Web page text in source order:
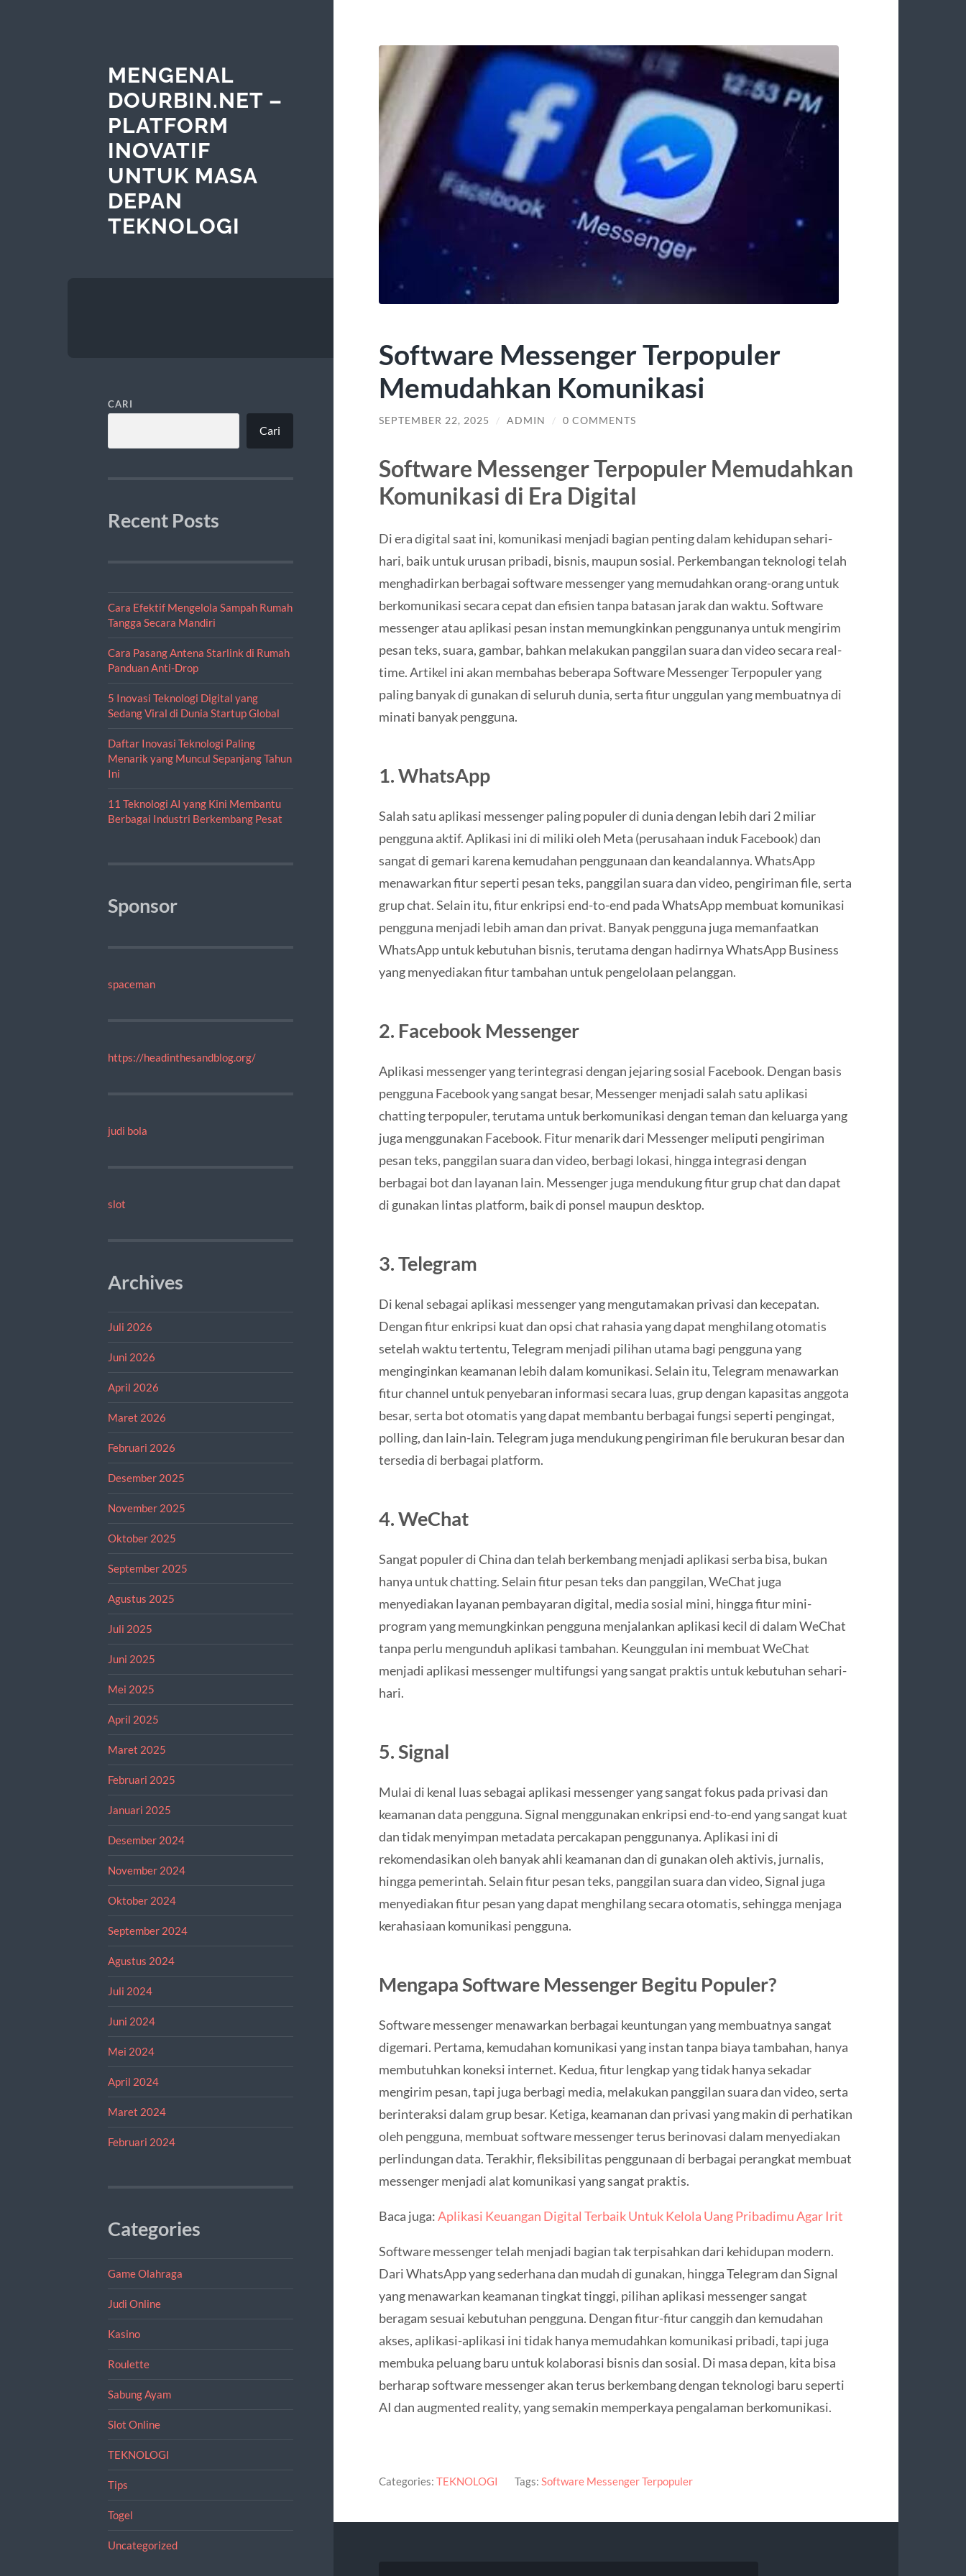
MENGENAL
DOURBIN.NET –
PLATFORM
INOVATIF
UNTUK MASA
DEPAN
TEKNOLOGI
CARI
Cari
Recent Posts
Cara Efektif Mengelola Sampah Rumah
Tangga Secara Mandiri
Cara Pasang Antena Starlink di Rumah
Panduan Anti-Drop
5 Inovasi Teknologi Digital yang
Sedang Viral di Dunia Startup Global
Daftar Inovasi Teknologi Paling
Menarik yang Muncul Sepanjang Tahun
Ini
11 Teknologi AI yang Kini Membantu
Berbagai Industri Berkembang Pesat
Sponsor
spaceman
https://headinthesandblog.org/
judi bola
slot
Archives
Juli 2026
Juni 2026
April 2026
Maret 2026
Februari 2026
Desember 2025
November 2025
Oktober 2025
September 2025
Agustus 2025
Juli 2025
Juni 2025
Mei 2025
April 2025
Maret 2025
Februari 2025
Januari 2025
Desember 2024
November 2024
Oktober 2024
September 2024
Agustus 2024
Juli 2024
Juni 2024
Mei 2024
April 2024
Maret 2024
Februari 2024
Categories
Game Olahraga
Judi Online
Kasino
Roulette
Sabung Ayam
Slot Online
TEKNOLOGI
Tips
Togel
Uncategorized
Software Messenger Terpopuler
Memudahkan Komunikasi
SEPTEMBER 22, 2025 / ADMIN / 0 COMMENTS
Software Messenger Terpopuler Memudahkan
Komunikasi di Era Digital
Di era digital saat ini, komunikasi menjadi bagian penting dalam kehidupan sehari-
hari, baik untuk urusan pribadi, bisnis, maupun sosial. Perkembangan teknologi telah
menghadirkan berbagai software messenger yang memudahkan orang-orang untuk
berkomunikasi secara cepat dan efisien tanpa batasan jarak dan waktu. Software
messenger atau aplikasi pesan instan memungkinkan penggunanya untuk mengirim
pesan teks, suara, gambar, bahkan melakukan panggilan suara dan video secara real-
time. Artikel ini akan membahas beberapa Software Messenger Terpopuler yang
paling banyak di gunakan di seluruh dunia, serta fitur unggulan yang membuatnya di
minati banyak pengguna.
1. WhatsApp
Salah satu aplikasi messenger paling populer di dunia dengan lebih dari 2 miliar
pengguna aktif. Aplikasi ini di miliki oleh Meta (perusahaan induk Facebook) dan
sangat di gemari karena kemudahan penggunaan dan keandalannya. WhatsApp
menawarkan fitur seperti pesan teks, panggilan suara dan video, pengiriman file, serta
grup chat. Selain itu, fitur enkripsi end-to-end pada WhatsApp membuat komunikasi
pengguna menjadi lebih aman dan privat. Banyak pengguna juga memanfaatkan
WhatsApp untuk kebutuhan bisnis, terutama dengan hadirnya WhatsApp Business
yang menyediakan fitur tambahan untuk pengelolaan pelanggan.
2. Facebook Messenger
Aplikasi messenger yang terintegrasi dengan jejaring sosial Facebook. Dengan basis
pengguna Facebook yang sangat besar, Messenger menjadi salah satu aplikasi
chatting terpopuler, terutama untuk berkomunikasi dengan teman dan keluarga yang
juga menggunakan Facebook. Fitur menarik dari Messenger meliputi pengiriman
pesan teks, panggilan suara dan video, berbagi lokasi, hingga integrasi dengan
berbagai bot dan layanan lain. Messenger juga mendukung fitur grup chat dan dapat
di gunakan lintas platform, baik di ponsel maupun desktop.
3. Telegram
Di kenal sebagai aplikasi messenger yang mengutamakan privasi dan kecepatan.
Dengan fitur enkripsi kuat dan opsi chat rahasia yang dapat menghilang otomatis
setelah waktu tertentu, Telegram menjadi pilihan utama bagi pengguna yang
menginginkan keamanan lebih dalam komunikasi. Selain itu, Telegram menawarkan
fitur channel untuk penyebaran informasi secara luas, grup dengan kapasitas anggota
besar, serta bot otomatis yang dapat membantu berbagai fungsi seperti pengingat,
polling, dan lain-lain. Telegram juga mendukung pengiriman file berukuran besar dan
tersedia di berbagai platform.
4. WeChat
Sangat populer di China dan telah berkembang menjadi aplikasi serba bisa, bukan
hanya untuk chatting. Selain fitur pesan teks dan panggilan, WeChat juga
menyediakan layanan pembayaran digital, media sosial mini, hingga fitur mini-
program yang memungkinkan pengguna menjalankan aplikasi kecil di dalam WeChat
tanpa perlu mengunduh aplikasi tambahan. Keunggulan ini membuat WeChat
menjadi aplikasi messenger multifungsi yang sangat praktis untuk kebutuhan sehari-
hari.
5. Signal
Mulai di kenal luas sebagai aplikasi messenger yang sangat fokus pada privasi dan
keamanan data pengguna. Signal menggunakan enkripsi end-to-end yang sangat kuat
dan tidak menyimpan metadata percakapan penggunanya. Aplikasi ini di
rekomendasikan oleh banyak ahli keamanan dan di gunakan oleh aktivis, jurnalis,
hingga pemerintah. Selain fitur pesan teks, panggilan suara dan video, Signal juga
menyediakan fitur pesan yang dapat menghilang secara otomatis, sehingga menjaga
kerahasiaan komunikasi pengguna.
Mengapa Software Messenger Begitu Populer?
Software messenger menawarkan berbagai keuntungan yang membuatnya sangat
digemari. Pertama, kemudahan komunikasi yang instan tanpa biaya tambahan, hanya
membutuhkan koneksi internet. Kedua, fitur lengkap yang tidak hanya sekadar
mengirim pesan, tapi juga berbagi media, melakukan panggilan suara dan video, serta
berinteraksi dalam grup besar. Ketiga, keamanan dan privasi yang makin di perhatikan
oleh pengguna, membuat software messenger terus berinovasi dalam menyediakan
perlindungan data. Terakhir, fleksibilitas penggunaan di berbagai perangkat membuat
messenger menjadi alat komunikasi yang sangat praktis.
Baca juga:Aplikasi Keuangan Digital Terbaik Untuk Kelola Uang Pribadimu Agar Irit
Software messenger telah menjadi bagian tak terpisahkan dari kehidupan modern.
Dari WhatsApp yang sederhana dan mudah di gunakan, hingga Telegram dan Signal
yang menawarkan keamanan tingkat tinggi, pilihan aplikasi messenger sangat
beragam sesuai kebutuhan pengguna. Dengan fitur-fitur canggih dan kemudahan
akses, aplikasi-aplikasi ini tidak hanya memudahkan komunikasi pribadi, tapi juga
membuka peluang baru untuk kolaborasi bisnis dan sosial. Di masa depan, kita bisa
berharap software messenger akan terus berkembang dengan teknologi baru seperti
AI dan augmented reality, yang semakin memperkaya pengalaman berkomunikasi.
Categories: TEKNOLOGI Tags: Software Messenger Terpopuler